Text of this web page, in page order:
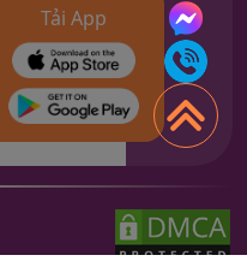
Tải App